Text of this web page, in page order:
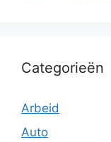
Categorieën
Arbeid
Auto